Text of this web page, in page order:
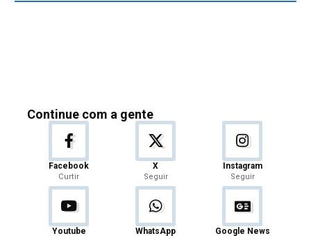
Continue com a gente
Facebook
Curtir
X
Seguir
Instagram
Seguir
Youtube WhatsApp Google News